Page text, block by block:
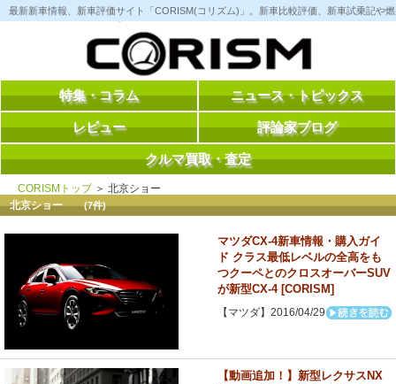
コ
ン
へ
最新新車情報、新車評価サイト「CORISM(コリズム)」。新車比較評価、新車試乗記や
特集・コラム ニュース・トピックス
レビュー 評論家ブログ
クルマ買取・査定
CORISMトップ＞ 北京ショー
北京ショー(7件)
マツダCX-4新車情報・購入ガイ
ド クラス最低レベルの全高をも
つクーペとのクロスオーバーSUV
が新型CX-4 [CORISM]
【マツダ】2016/04/29
【動画追加！】新型レクサスNX